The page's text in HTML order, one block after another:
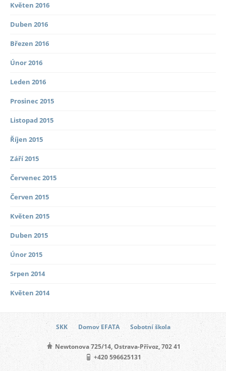
Květen 2016
Duben 2016
Březen 2016
Únor 2016
Leden 2016
Prosinec 2015
Listopad 2015
Říjen 2015
Září 2015
Červenec 2015
Červen 2015
Květen 2015
Duben 2015
Únor 2015
Srpen 2014
Květen 2014
SKK Domov EFATA Sobotní škola
Newtonova 725/14, Ostrava-Přívoz, 702 41
+420 596625131